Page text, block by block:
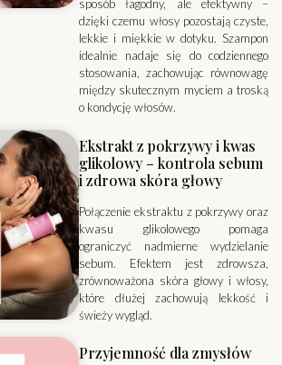
sposób łagodny, ale efektywny –
dzięki czemu włosy pozostają czyste,
lekkie i miękkie w dotyku. Szampon
idealnie nadaje się do codziennego
stosowania, zachowując równowagę
między skutecznym myciem a troską
o kondycję włosów.
Ekstrakt z pokrzywy i kwas
glikolowy – kontrola sebum
i zdrowa skóra głowy
Połączenie ekstraktu z pokrzywy oraz
kwasu glikolowego pomaga
ograniczyć nadmierne wydzielanie
sebum. Efektem jest zdrowsza,
zrównoważona skóra głowy i włosy,
które dłużej zachowują lekkość i
świeży wygląd.
Przyjemność dla zmysłów